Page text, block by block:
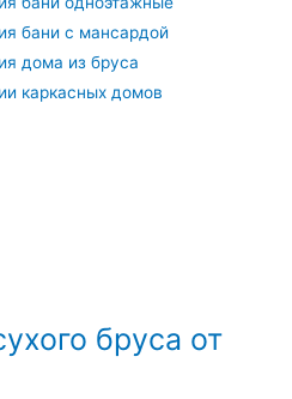
бани с мансардой
дома из бруса
каркасных домов
бруса от